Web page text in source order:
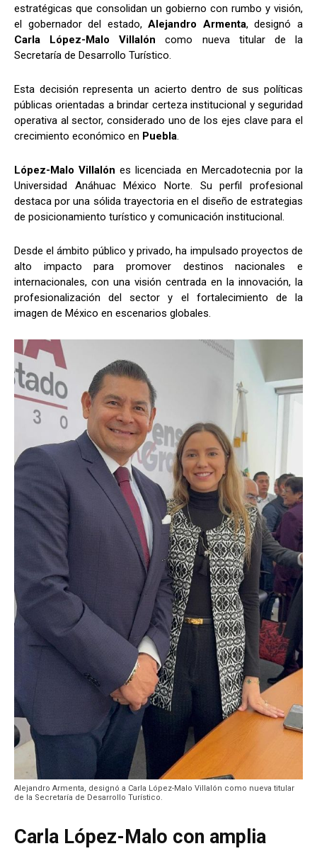
estratégicas que consolidan un gobierno con rumbo y visión,
el gobernador del estado,Alejandro Armenta, designó a
Carla López-Malo Villalón como nueva titular de la
Secretaría de Desarrollo Turístico.
Esta decisión representa un acierto dentro de sus políticas
públicas orientadas a brindar certeza institucional y seguridad
operativa al sector, considerado uno de los ejes clave para el
crecimiento económico en Puebla.
López-Malo Villalón es licenciada en Mercadotecnia por la
Universidad Anáhuac México Norte. Su perfil profesional
destaca por una sólida trayectoria en el diseño de estrategias
de posicionamiento turístico y comunicación institucional.
Desde el ámbito público y privado, ha impulsado proyectos de
alto impacto para promover destinos nacionales e
internacionales, con una visión centrada en la innovación, la
profesionalización del sector y el fortalecimiento de la
imagen de México en escenarios globales.
Alejandro Armenta, designó a Carla López-Malo Villalón como nueva titular
de la Secretaría de Desarrollo Turístico.
Carla López-Malo con amplia